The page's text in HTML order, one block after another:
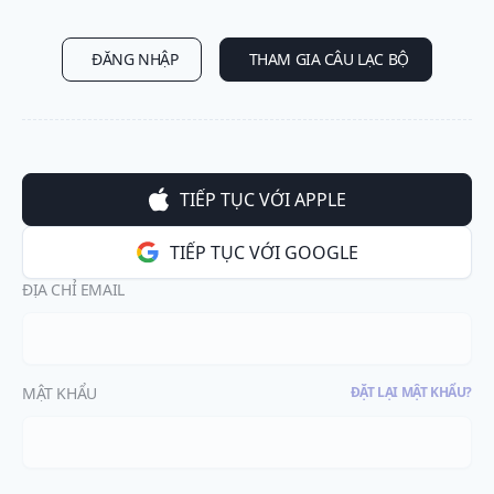
ĐĂNG NHẬP THAM GIA CÂU LẠC BỘ
TIẾP TỤC VỚI APPLE
TIẾP TỤC VỚI GOOGLE
ĐỊA CHỈ EMAIL
MẬT KHẨU ĐẶT LẠI MẬT KHẨU?